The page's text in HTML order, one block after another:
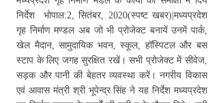
निर्देश भोपाल:2, सितंबर, 2020(स्पष्ट खबर)|मध्यप्रदेश
गृह निर्माण मण्डल अब जो भी प्रोजेक्ट बनायें उनमें पार्क,
खेल मैदान, सामुदायिक भवन, स्कूल, हॉस्पिटल और बस
स्टाप के लिए जगह सुरक्षित रखें। सभी प्रोजेक्ट में सीवेज,
सड़क और पानी की बेहतर व्यवस्था करें। नगरीय विकास
एवं आवास मंत्री श्री भूपेन्द्र सिंह ने यह निर्देश मध्यप्रदेश